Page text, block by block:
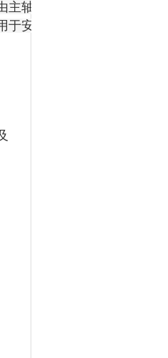
主轴驱动模块控制，而主轴
于安装刀具。